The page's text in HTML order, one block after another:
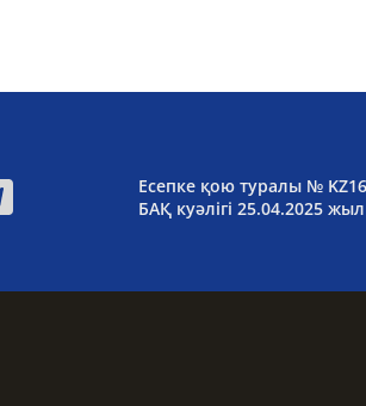
Есепке қою туралы №
БАҚ куәлігі 25.04.2025